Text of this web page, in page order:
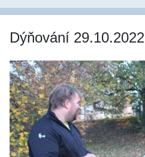
Dýňování 29.10.2022